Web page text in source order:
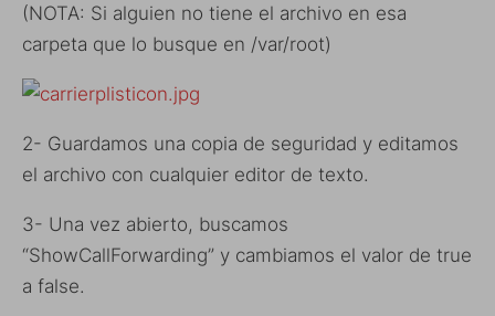
(NOTA: Si alguien no tiene el archivo en esa
carpeta que lo busque en /var/root)
2- Guardamos una copia de seguridad y editamos
el archivo con cualquier editor de texto.
3- Una vez abierto, buscamos
“ShowCallForwarding” y cambiamos el valor de true
a false.